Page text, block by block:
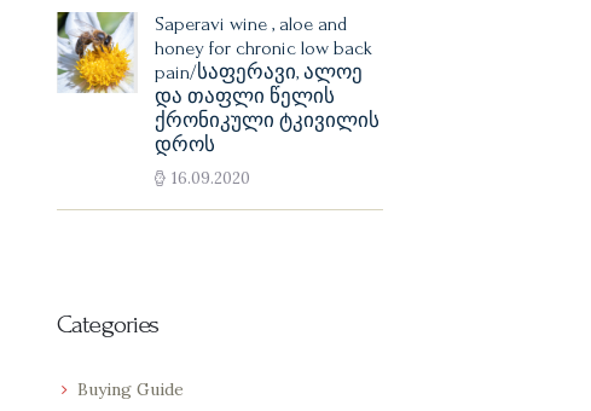
Saperavi wine , aloe and
honey for chronic low back
pain/საფერავი, ალოე
და თაფლი წელის
ქრონიკული ტკივილის
დროს
16.09.2020
Categories
Buying Guide